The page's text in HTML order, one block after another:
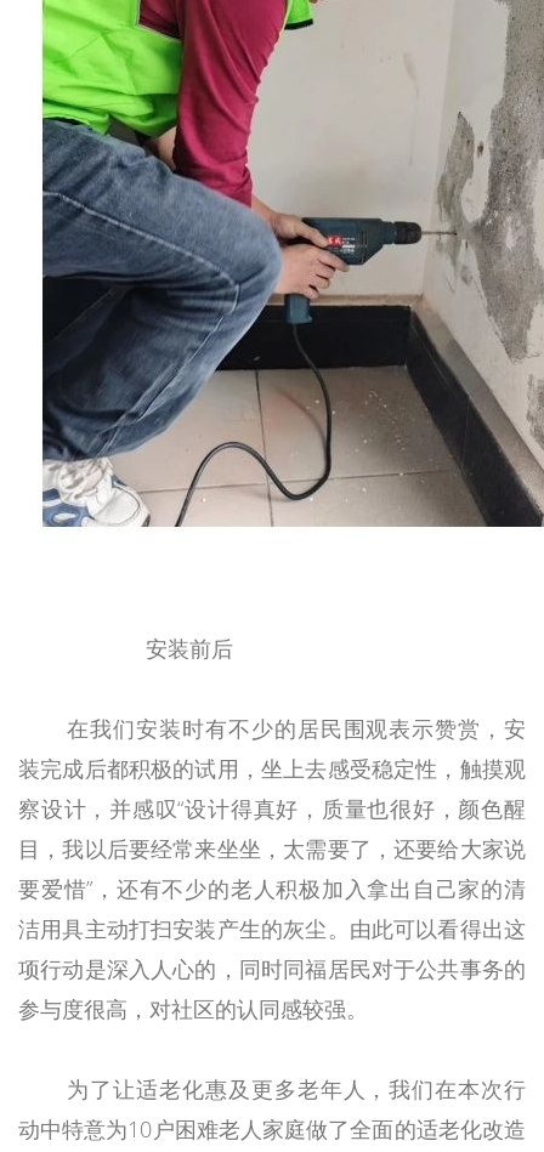
安装前后
在我们安装时有不少的居民围观表示赞赏，安
装完成后都积极的试用，坐上去感受稳定性，触摸观
察设计，并感叹“设计得真好，质量也很好，颜色醒
目，我以后要经常来坐坐，太需要了，还要给大家说
要爱惜”，还有不少的老人积极加入拿出自己家的清
洁用具主动打扫安装产生的灰尘。由此可以看得出这
项行动是深入人心的，同时同福居民对于公共事务的
参与度很高，对社区的认同感较强。
为了让适老化惠及更多老年人，我们在本次行
动中特意为10户困难老人家庭做了全面的适老化改造